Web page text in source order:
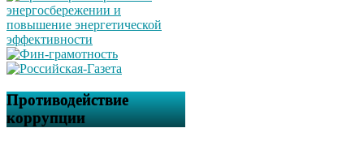
Противодействие
коррупции